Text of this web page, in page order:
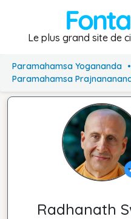
Le plus grand site de
Paramahamsa Yogananda
Paramahamsa
Radhanath